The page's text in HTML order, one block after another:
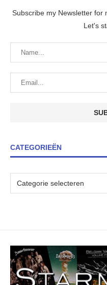
Subscribe my Newsletter for
Let's
CATEGORIEËN